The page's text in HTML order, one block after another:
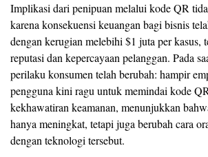
Implikasi dari penipuan melalui kode QR
karena konsekuensi keuangan bagi bisnis
dengan kerugian melebihi $1 juta per kasus,
reputasi dan kepercayaan pelanggan. Pada
perilaku konsumen telah berubah: hampir
pengguna kini ragu untuk memindai kode
kekhawatiran keamanan, menunjukkan
hanya meningkat, tetapi juga berubah cara
dengan teknologi tersebut.